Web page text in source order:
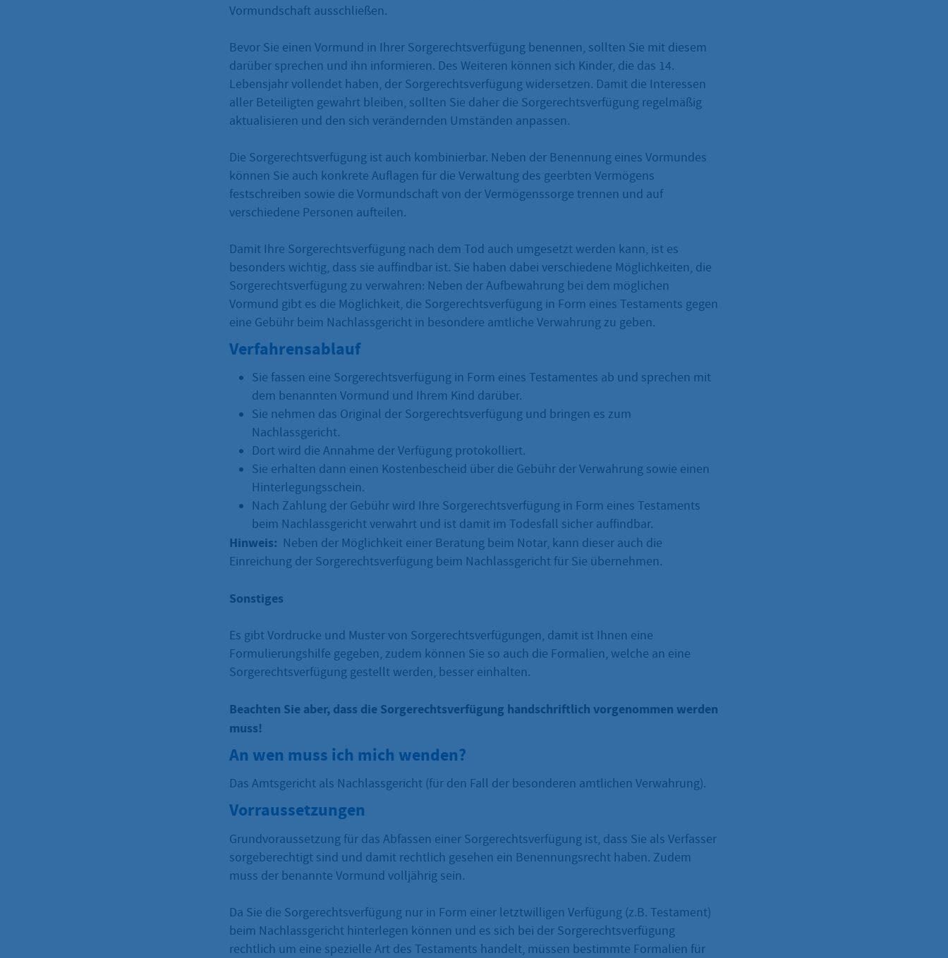
Vormundschaft ausschließen.
Bevor Sie einen Vormund in Ihrer Sorgerechtsverfügung benennen, sollten Sie mit diesem
darüber sprechen und ihn informieren. Des Weiteren können sich Kinder, die das 14.
Lebensjahr vollendet haben, der Sorgerechtsverfügung widersetzen. Damit die Interessen
aller Beteiligten gewahrt bleiben, sollten Sie daher die Sorgerechtsverfügung regelmäßig
aktualisieren und den sich verändernden Umständen anpassen.
Die Sorgerechtsverfügung ist auch kombinierbar. Neben der Benennung eines Vormundes
können Sie auch konkrete Auflagen für die Verwaltung des geerbten Vermögens
festschreiben sowie die Vormundschaft von der Vermögenssorge trennen und auf
verschiedene Personen aufteilen.
Damit Ihre Sorgerechtsverfügung nach dem Tod auch umgesetzt werden kann, ist es
besonders wichtig, dass sie auffindbar ist. Sie haben dabei verschiedene Möglichkeiten, die
Sorgerechtsverfügung zu verwahren: Neben der Aufbewahrung bei dem möglichen
Vormund gibt es die Möglichkeit, die Sorgerechtsverfügung in Form eines Testaments gegen
eine Gebühr beim Nachlassgericht in besondere amtliche Verwahrung zu geben.
Verfahrensablauf
Sie fassen eine Sorgerechtsverfügung in Form eines Testamentes ab und sprechen mit
dem benannten Vormund und Ihrem Kind darüber.
Sie nehmen das Original der Sorgerechtsverfügung und bringen es zum
Nachlassgericht.
Dort wird die Annahme der Verfügung protokolliert.
Sie erhalten dann einen Kostenbescheid über die Gebühr der Verwahrung sowie einen
Hinterlegungsschein.
Nach Zahlung der Gebühr wird Ihre Sorgerechtsverfügung in Form eines Testaments
beim Nachlassgericht verwahrt und ist damit im Todesfall sicher auffindbar.
Hinweis: Neben der Möglichkeit einer Beratung beim Notar, kann dieser auch die
Einreichung der Sorgerechtsverfügung beim Nachlassgericht für Sie übernehmen.
Sonstiges
Es gibt Vordrucke und Muster von Sorgerechtsverfügungen, damit ist Ihnen eine
Formulierungshilfe gegeben, zudem können Sie so auch die Formalien, welche an eine
Sorgerechtsverfügung gestellt werden, besser einhalten.
Beachten Sie aber, dass die Sorgerechtsverfügung handschriftlich vorgenommen werden
muss!
An wen muss ich mich wenden?
Das Amtsgericht als Nachlassgericht (für den Fall der besonderen amtlichen Verwahrung).
Vorraussetzungen
Grundvoraussetzung für das Abfassen einer Sorgerechtsverfügung ist, dass Sie als Verfasser
sorgeberechtigt sind und damit rechtlich gesehen ein Benennungsrecht haben. Zudem
muss der benannte Vormund volljährig sein.
Da Sie die Sorgerechtsverfügung nur in Form einer letztwilligen Verfügung (z.B. Testament)
beim Nachlassgericht hinterlegen können und es sich bei der Sorgerechtsverfügung
rechtlich um eine spezielle Art des Testaments handelt, müssen bestimmte Formalien für